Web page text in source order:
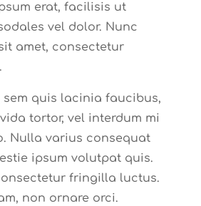
erat, facilisis ut
vel dolor. Nunc
amet, consectetur
quis lacinia faucibus,
tortor, vel interdum mi
Nulla varius consequat
ipsum volutpat quis.
fringilla luctus.
non ornare orci.